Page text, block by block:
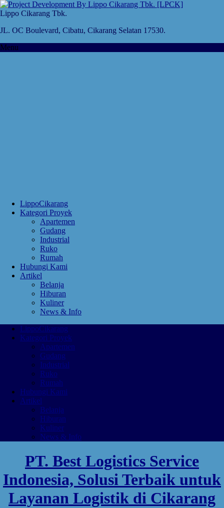
Lippo Cikarang Tbk.
JL. OC Boulevard, Cibatu, Cikarang Selatan 17530.
Menu
LippoCikarang
Kategori Proyek
Apartemen
Gudang
Industrial
Ruko
Rumah
Hubungi Kami
Artikel
Belanja
Hiburan
Kuliner
News & Info
LippoCikarang
Kategori Proyek
Apartemen
Gudang
Industrial
Ruko
Rumah
Hubungi Kami
Artikel
Belanja
Hiburan
Kuliner
News & Info
PT. Best Logistics Service
Indonesia, Solusi Terbaik untuk
Layanan Logistik di Cikarang